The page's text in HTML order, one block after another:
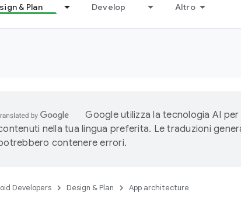
& Plan Develop Altro
Google utilizza la tecnologia AI
nella tua lingua preferita. Le traduzioni
contenere errori.
Developers Design & Plan App architecture